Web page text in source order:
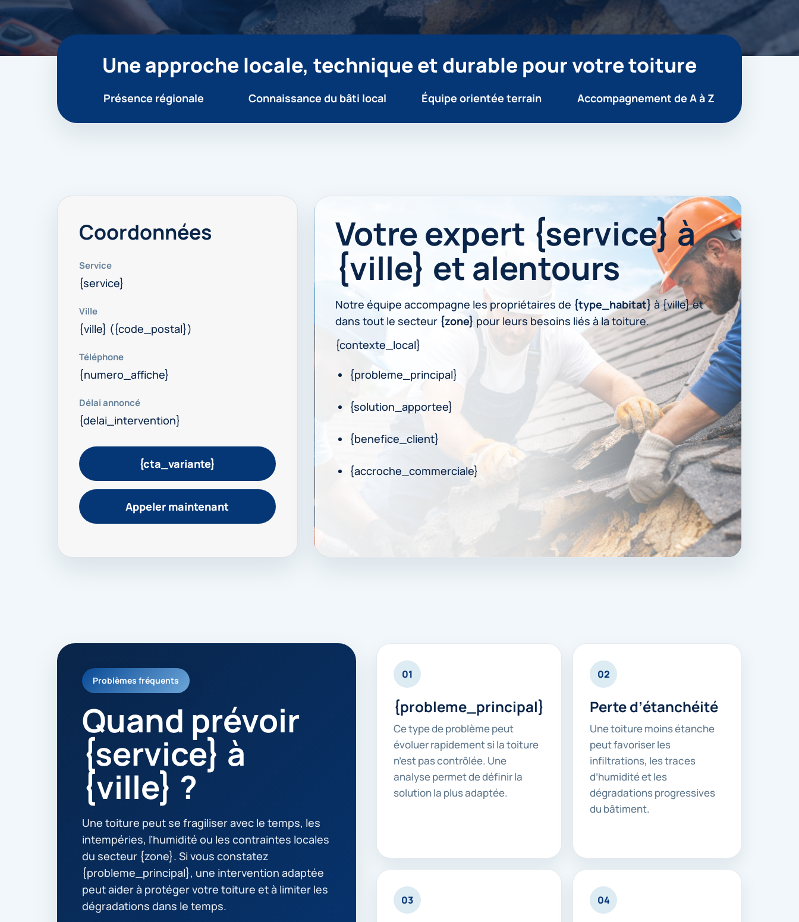
Une approche locale, technique et durable pour votre toiture
Présence régionale Connaissance du bâti local Équipe orientée terrain Accompagnement de A à Z
Coordonnées
Service
{service}
Ville
{ville} ({code_postal})
Téléphone
{numero_affiche}
Délai annoncé
{delai_intervention}
{cta_variante}
Appeler maintenant
Votre expert {service} à
{ville} et alentours
Notre équipe accompagne les propriétaires de {type_habitat}à {ville} et
dans tout le secteur {zone} pour leurs besoins liés à la toiture.
{contexte_local}
{probleme_principal}
{solution_apportee}
{benefice_client}
{accroche_commerciale}
Problèmes fréquents
Quand prévoir
{service} à
{ville} ?
Une toiture peut se fragiliser avec le temps, les
intempéries, l’humidité ou les contraintes locales
du secteur {zone}. Si vous constatez
{probleme_principal}, une intervention adaptée
peut aider à protéger votre toiture et à limiter les
dégradations dans le temps.
01
{probleme_principal}
Ce type de problème peut
évoluer rapidement si la toiture
n’est pas contrôlée. Une
analyse permet de définir la
solution la plus adaptée.
02
Perte d’étanchéité
Une toiture moins étanche
peut favoriser les
infiltrations, les traces
d’humidité et les
dégradations progressives
du bâtiment.
03 04